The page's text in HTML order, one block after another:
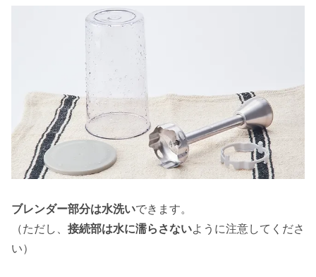
ブレンダー部分は水洗いできます。
（ただし、 接続部は水に濡らさないように注意してくださ
い）